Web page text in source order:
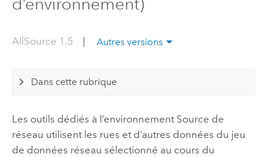
AllSource 1.5 Autres versions
Dans cette rubrique
Les outils dédiés à l’environnement Source de
réseau utilisent les rues et d’autres données du jeu
de données réseau sélectionné au cours du